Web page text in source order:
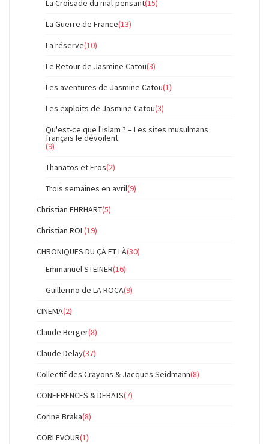
La Croisade du mal-pensant(15)
La Guerre de France(13)
La réserve(10)
Le Retour de Jasmine Catou(3)
Les aventures de Jasmine Catou(1)
Les exploits de Jasmine Catou(3)
Qu'est-ce que l'islam ? – Les sites musulmans
français le dévoilent.
(9)
Thanatos et Eros(2)
Trois semaines en avril(9)
Christian EHRHART(5)
Christian ROL(19)
CHRONIQUES DU ÇÀ ET LÀ(30)
Emmanuel STEINER(16)
Guillermo de LA ROCA(9)
CINEMA(2)
Claude Berger(8)
Claude Delay(37)
Collectif des Crayons & Jacques Seidmann(8)
CONFERENCES & DEBATS(7)
Corine Braka(8)
CORLEVOUR(1)